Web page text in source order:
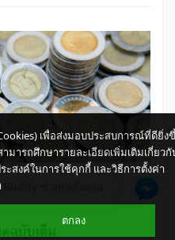
ดฉบับเต็ม
เพื่อส่งมอบประสบการณ์ที่ดียิ่ง
ารถศึกษารายละเอียดเพิ่มเติมเกี่ยวกั
สงค์ในการใช้คุกกี้ และวิธีการตั้งค่า
ตกลง
Buddy ช่วยเหลือคุณ